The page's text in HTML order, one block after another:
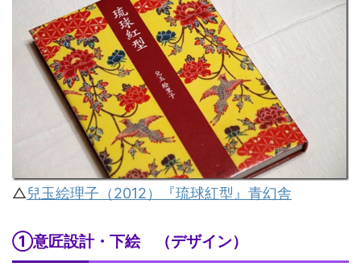
△兒玉絵理子（2012）『琉球紅型』青幻舎
①意匠設計・下絵 （デザイン）